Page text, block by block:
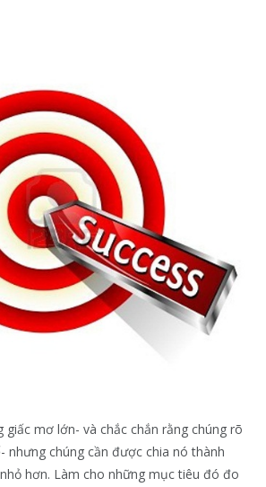
giấc mơ lớn- và chắc chắn rằng chúng rõ
nhưng chúng cần được chia nó thành
hơn. Làm cho những mục tiêu đó đo